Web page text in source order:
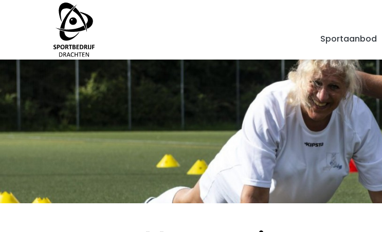
Direct naar de inhoud van de pagina
Sportaanbod